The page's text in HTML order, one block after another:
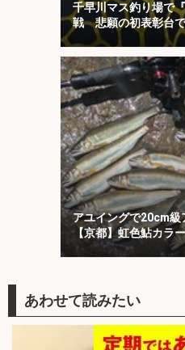
千早川マス釣り場で
戦 悲願の初表彰台
アユイングで20cm級
【京都】虹色鮎カラ
ット集中！